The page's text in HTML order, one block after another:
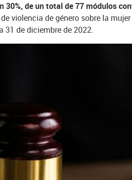
30%, de un total de 77 módulos
violencia de género sobre la
de diciembre de 2022.